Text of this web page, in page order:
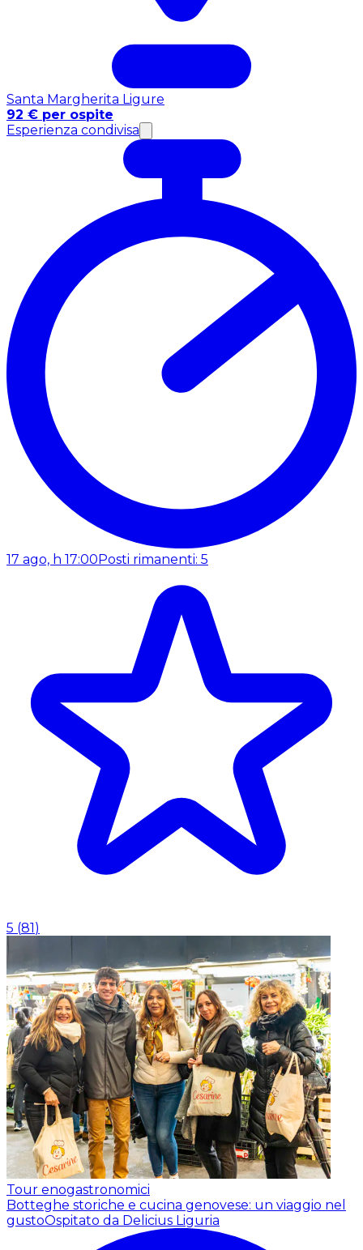
Santa Margherita Ligure
92 € per ospite
Esperienza condivisa
17 ago, h 17:00Posti rimanenti: 5
5 (81)
Tour enogastronomici
Botteghe storiche e cucina genovese: un viaggio nel
gustoOspitato da Delicius Liguria